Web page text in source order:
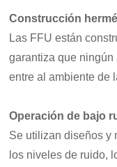
Construcción
Las FFU están
garantiza que ningún
entre al ambiente de
Operación de bajo
Se utilizan diseños y
los niveles de ruido,